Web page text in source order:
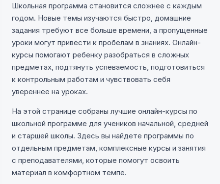
Школьная программа становится сложнее с каждым
годом. Новые темы изучаются быстро, домашние
задания требуют все больше времени, а пропущенные
уроки могут привести к пробелам в знаниях. Онлайн-
курсы помогают ребенку разобраться в сложных
предметах, подтянуть успеваемость, подготовиться
к контрольным работам и чувствовать себя
увереннее на уроках.
На этой странице собраны лучшие онлайн-курсы по
школьной программе для учеников начальной, средней
и старшей школы. Здесь вы найдете программы по
отдельным предметам, комплексные курсы и занятия
с преподавателями, которые помогут освоить
материал в комфортном темпе.